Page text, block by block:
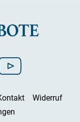
Widerruf